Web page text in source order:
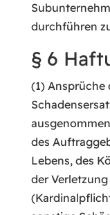
durchführen
§ 6
(1) Ansprüche
des
Lebens, des
der